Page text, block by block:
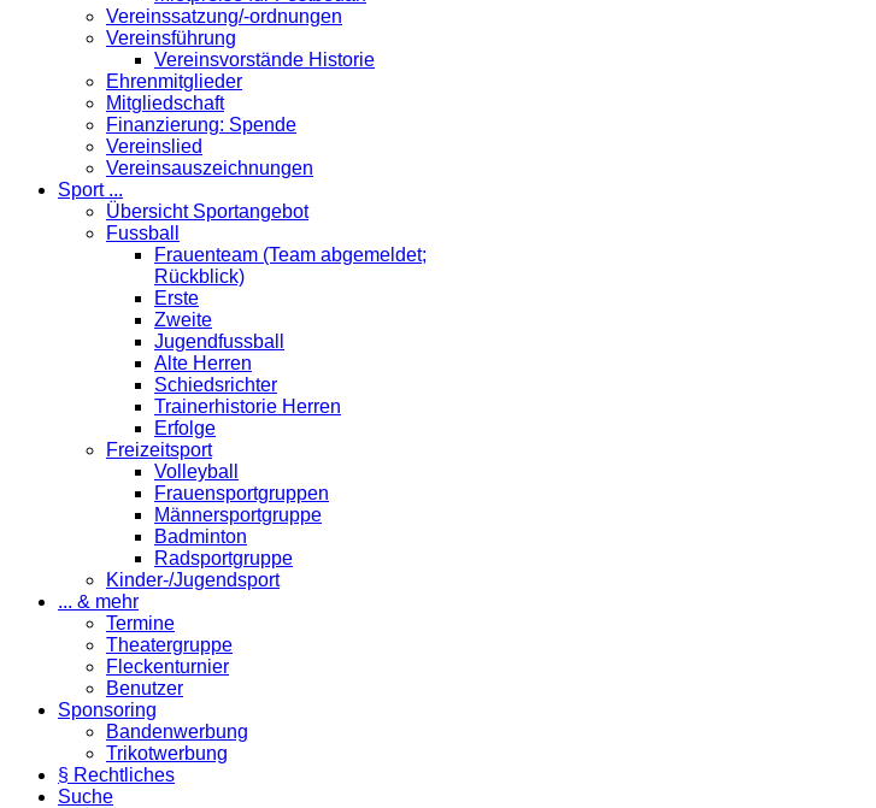
Vereinssatzung/-ordnungen
Vereinsführung
Vereinsvorstände Historie
Ehrenmitglieder
Mitgliedschaft
Finanzierung: Spende
Vereinslied
Vereinsauszeichnungen
Sport ...
Übersicht Sportangebot
Fussball
Frauenteam (Team abgemeldet;
Rückblick)
Erste
Zweite
Jugendfussball
Alte Herren
Schiedsrichter
Trainerhistorie Herren
Erfolge
Freizeitsport
Volleyball
Frauensportgruppen
Männersportgruppe
Badminton
Radsportgruppe
Kinder-/Jugendsport
... & mehr
Termine
Theatergruppe
Fleckenturnier
Benutzer
Sponsoring
Bandenwerbung
Trikotwerbung
§ Rechtliches
Suche